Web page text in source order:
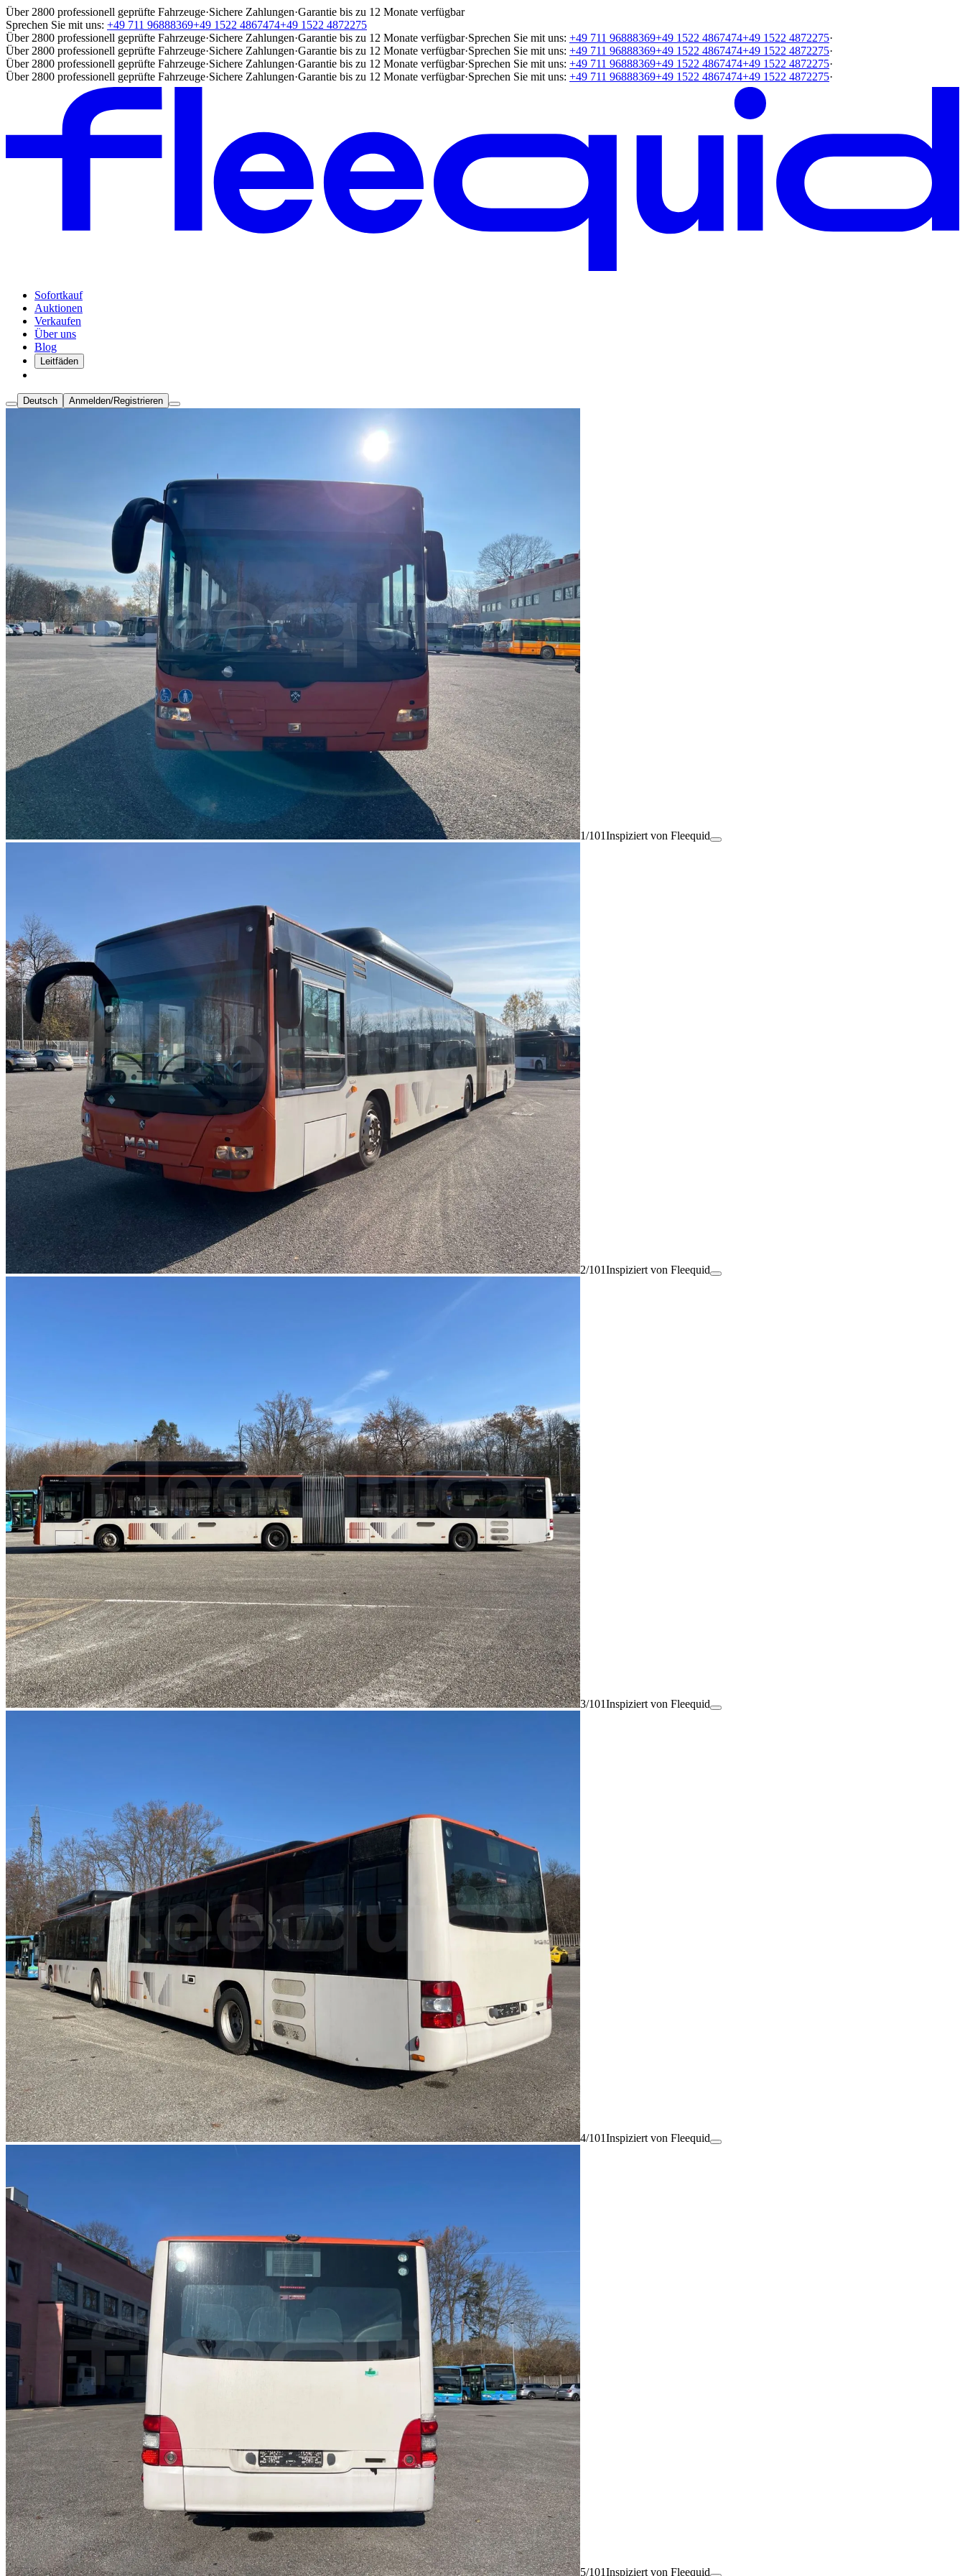
Über 2800 professionell geprüfte Fahrzeuge·Sichere Zahlungen·Garantie bis zu 12 Monate verfügbar
Sprechen Sie mit uns: +49 711 96888369+49 1522 4867474+49 1522 4872275
Über 2800 professionell geprüfte Fahrzeuge·Sichere Zahlungen·Garantie bis zu 12 Monate verfügbar·Sprechen Sie mit uns: +49 711 96888369+49 1522 4867474+49 1522 4872275·
Über 2800 professionell geprüfte Fahrzeuge·Sichere Zahlungen·Garantie bis zu 12 Monate verfügbar·Sprechen Sie mit uns: +49 711 96888369+49 1522 4867474+49 1522 4872275·
Über 2800 professionell geprüfte Fahrzeuge·Sichere Zahlungen·Garantie bis zu 12 Monate verfügbar·Sprechen Sie mit uns: +49 711 96888369+49 1522 4867474+49 1522 4872275·
Über 2800 professionell geprüfte Fahrzeuge·Sichere Zahlungen·Garantie bis zu 12 Monate verfügbar·Sprechen Sie mit uns: +49 711 96888369+49 1522 4867474+49 1522 4872275·
Sofortkauf
Auktionen
Verkaufen
Über uns
Blog
Leitfäden
Deutsch Anmelden/Registrieren
1/101Inspiziert von Fleequid
2/101Inspiziert von Fleequid
3/101Inspiziert von Fleequid
4/101Inspiziert von Fleequid
5/101Inspiziert von Fleequid